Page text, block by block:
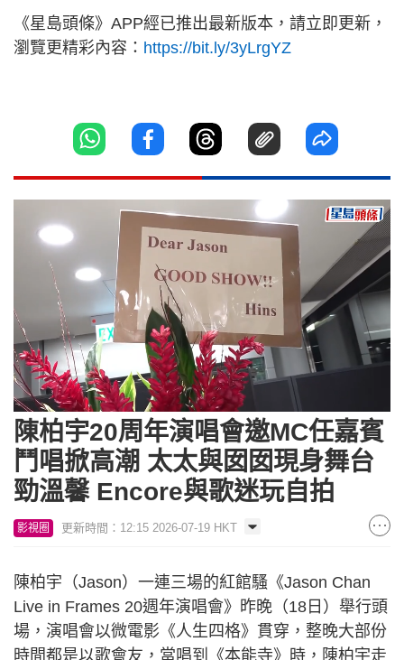
《星島頭條》APP經已推出最新版本，請立即更新，
瀏覽更精彩內容： https://bit.ly/3yLrgYZ
UnmuteLoaded:
6.01%
陳柏宇20周年演唱會邀MC任嘉賓
鬥唱掀高潮 太太與囡囡現身舞台
勁溫馨 Encore與歌迷玩自拍
影視圈 更新時間：12:15 2026-07-19 HKT
陳柏宇（Jason）一連三場的紅館騷《Jason Chan
Live in Frames 20週年演唱會》昨晚（18日）舉行頭
場，演唱會以微電影《人生四格》貫穿，整晚大部份
時間都是以歌會友，當唱到《本能寺》時，陳柏宇走